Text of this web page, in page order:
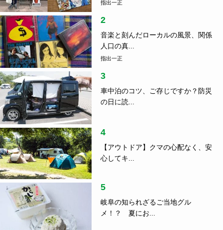
指出一正
2
音楽と刻んだローカルの風景、関係
人口の真...
指出一正
3
車中泊のコツ、ご存じですか？防災
の日に読...
4
【アウトドア】クマの心配なく、安
心してキ...
5
岐阜の知られざるご当地グル
メ！？ 夏にお...